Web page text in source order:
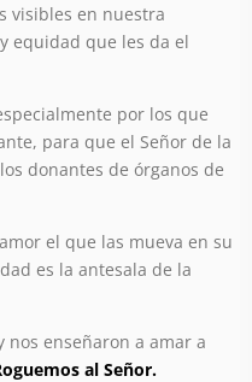
visibles en nuestra
equidad que les da el
por los que
para que el Señor de la
donantes de órganos de
el que las mueva en su
es la antesala de la
enseñaron a amar a
al Señor.